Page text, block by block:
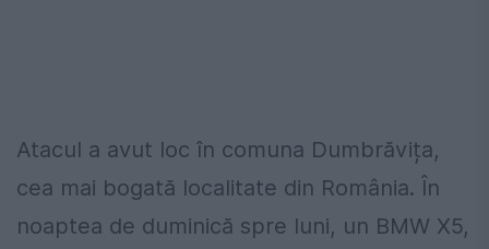
Atacul a avut loc în comuna Dumbrăvița,
cea mai bogată localitate din România. În
noaptea de duminică spre luni, un BMW X5,